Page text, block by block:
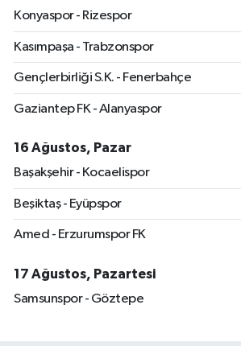
Konyaspor - Rizespor
Kasımpaşa - Trabzonspor
Gençlerbirliği S.K. - Fenerbahçe
Gaziantep FK - Alanyaspor
16 Ağustos, Pazar
Başakşehir - Kocaelispor
Beşiktaş - Eyüpspor
Amed - Erzurumspor FK
17 Ağustos, Pazartesi
Samsunspor - Göztepe